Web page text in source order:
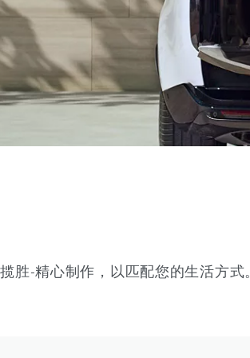
胜-精心制作，以匹配您的生活方式。